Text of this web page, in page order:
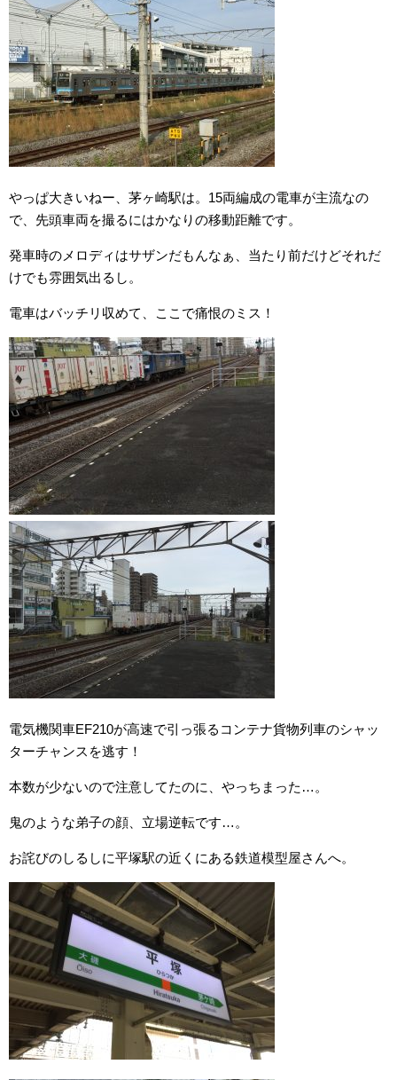
やっぱ大きいねー、茅ヶ崎駅は。15両編成の電車が主流なの
で、先頭車両を撮るにはかなりの移動距離です。
発車時のメロディはサザンだもんなぁ、当たり前だけどそれだ
けでも雰囲気出るし。
電車はバッチリ収めて、ここで痛恨のミス！
電気機関車EF210が高速で引っ張るコンテナ貨物列車のシャッ
ターチャンスを逃す！
本数が少ないので注意してたのに、やっちまった…。
鬼のような弟子の顔、立場逆転です…。
お詫びのしるしに平塚駅の近くにある鉄道模型屋さんへ。